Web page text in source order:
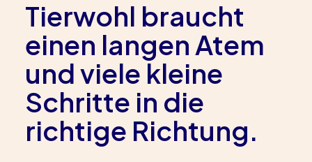
Tierwohl braucht
einen langen Atem
und viele kleine
Schritte in die
richtige Richtung.